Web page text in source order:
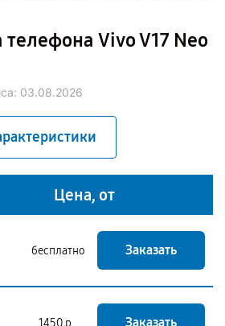
Vivo V17 Neo
03.08.2026
Цена, от
бесплатно Заказать
1450 р Заказать